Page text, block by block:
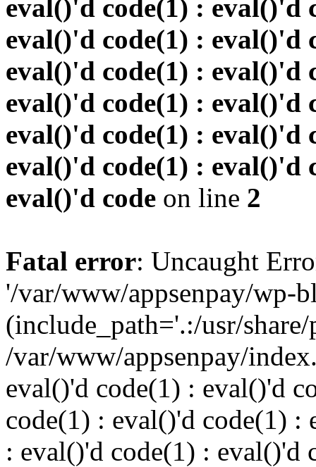
eval()'d code(1) : eval()'d
eval()'d code(1) : eval()'d
eval()'d code(1) : eval()'d
eval()'d code(1) : eval()'d
eval()'d code(1) : eval()'d
eval()'d code(1) : eval()'d
eval()'d code on line 2
Fatal error: Uncaught
'/var/www/appsenpay/wp-
(include_path='.:/usr/
/var/www/appsenpay/
eval()'d code(1) : eval()'d
code(1) : eval()'d code(1) :
: eval()'d code(1) : eval()'d